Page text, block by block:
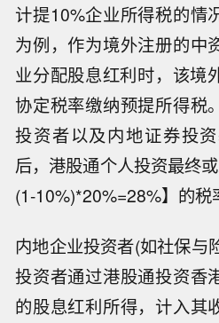
计提10%企业所得税的情
为例，作为境外注册的中
业分配股息红利时，该境
协定税率缴纳预提所得税
投资者以及内地证券投
后，港股通个人投资最终
(1-10%)*20%=28%】的税
内地企业投资者(如社保与
投资者通过港股通投资香
的股息红利所得，计入其